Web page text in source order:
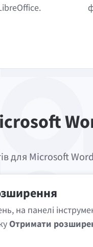
для Microsoft Word
на панелі
Отримати